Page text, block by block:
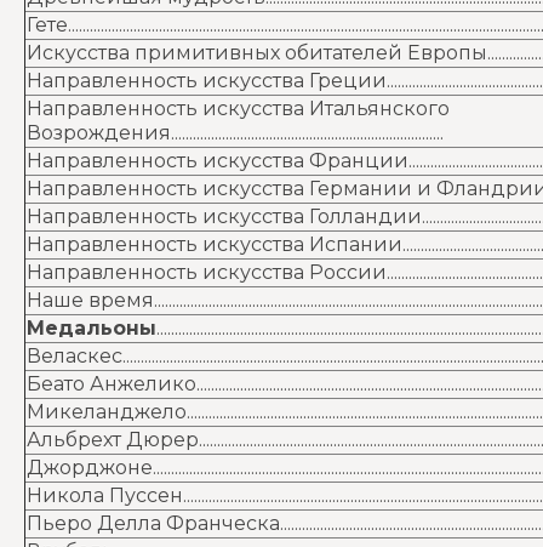
Искусства примитивных обитателей
Направленность искусства
Направленность искусства Итальянского
Возрождения...........................................................................
Направленность искусства
Направленность искусства Германии и
Направленность искусства
Направленность искусства
Направленность искусства
Наше
Медальоны
Беато
Альбрехт
Никола
Пьеро Делла